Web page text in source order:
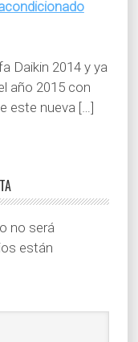
Daikin 2014 y ya
año 2015 con
este nueva […]
no será
están